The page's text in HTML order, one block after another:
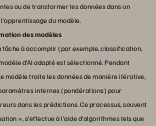
ou de transformer les données dans un
du modèle.
des modèles
tâche à accomplir (par exemple, classification,
d’AI adapté est sélectionné. Pendant
modèle traite les données de manière itérative,
internes (pondérations) pour
dans les prédictions. Ce processus, souvent
», s’effectue à l’aide d’algorithmes tels que